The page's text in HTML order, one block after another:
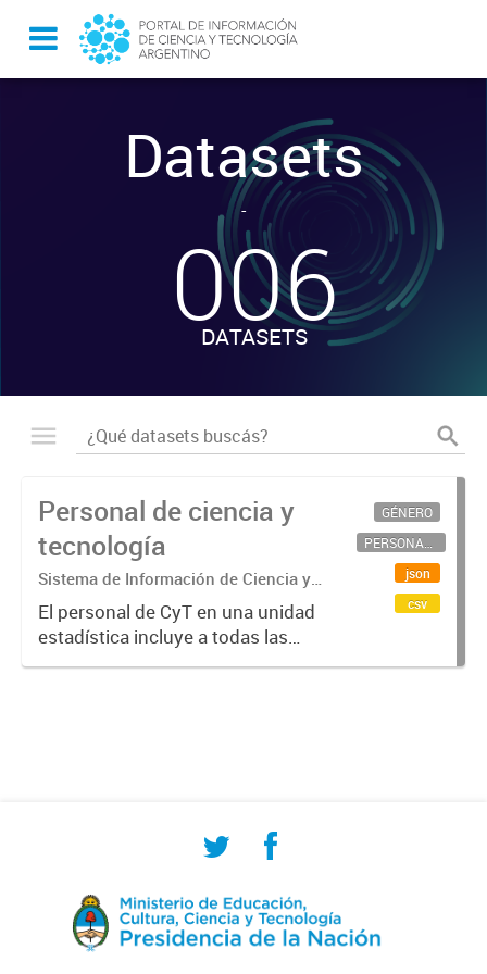
Datasets
-
006
DATASETS
Personal de ciencia y
tecnología
Sistema de Información de Ciencia y
Tecnología Argentino (SICYTAR)
El personal de CyT en una unidad
estadística incluye a todas las
personas involucradas
GÉNERO
PERSONAL CIENTÍFICO-TECNOLÓGICO
json
csv